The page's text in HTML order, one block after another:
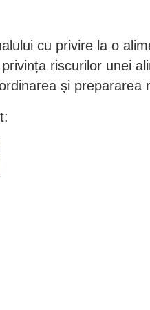
cu privire la o
riscurilor unei
și prepararea